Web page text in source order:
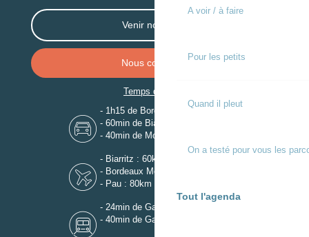
A voir / à faire
Pour les petits
Quand il pleut
On a testé pour vous les
Tout l'agenda
Venir nous voir
Nous contacter
Temps de trajet
- 1h15 de Bordeaux
- 60min de Biarritz
- 40min de Mont-de-Marsan
- Biarritz : 60km
- Bordeaux Mérignac : 110km
- Pau : 80km
- 24min de Gare de Dax
- 40min de Gare de Mont-de-Marsan